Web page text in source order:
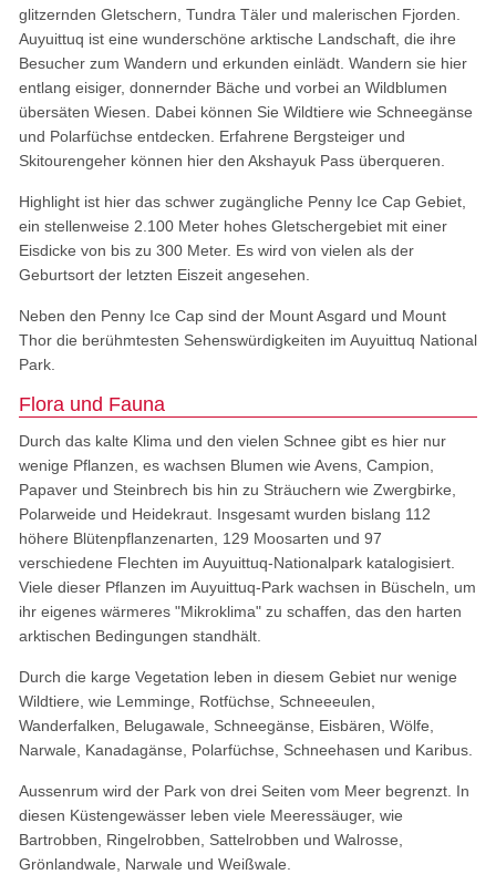
glitzernden Gletschern, Tundra Täler und malerischen Fjorden.
Auyuittuq ist eine wunderschöne arktische Landschaft, die ihre
Besucher zum Wandern und erkunden einlädt. Wandern sie hier
entlang eisiger, donnernder Bäche und vorbei an Wildblumen
übersäten Wiesen. Dabei können Sie Wildtiere wie Schneegänse
und Polarfüchse entdecken. Erfahrene Bergsteiger und
Skitourengeher können hier den Akshayuk Pass überqueren.
Highlight ist hier das schwer zugängliche Penny Ice Cap Gebiet,
ein stellenweise 2.100 Meter hohes Gletschergebiet mit einer
Eisdicke von bis zu 300 Meter. Es wird von vielen als der
Geburtsort der letzten Eiszeit angesehen.
Neben den Penny Ice Cap sind der Mount Asgard und Mount
Thor die berühmtesten Sehenswürdigkeiten im Auyuittuq National
Park.
Flora und Fauna
Durch das kalte Klima und den vielen Schnee gibt es hier nur
wenige Pflanzen, es wachsen Blumen wie Avens, Campion,
Papaver und Steinbrech bis hin zu Sträuchern wie Zwergbirke,
Polarweide und Heidekraut. Insgesamt wurden bislang 112
höhere Blütenpflanzenarten, 129 Moosarten und 97
verschiedene Flechten im Auyuittuq-Nationalpark katalogisiert.
Viele dieser Pflanzen im Auyuittuq-Park wachsen in Büscheln, um
ihr eigenes wärmeres "Mikroklima" zu schaffen, das den harten
arktischen Bedingungen standhält.
Durch die karge Vegetation leben in diesem Gebiet nur wenige
Wildtiere, wie Lemminge, Rotfüchse, Schneeeulen,
Wanderfalken, Belugawale, Schneegänse, Eisbären, Wölfe,
Narwale, Kanadagänse, Polarfüchse, Schneehasen und Karibus.
Aussenrum wird der Park von drei Seiten vom Meer begrenzt. In
diesen Küstengewässer leben viele Meeressäuger, wie
Bartrobben, Ringelrobben, Sattelrobben und Walrosse,
Grönlandwale, Narwale und Weißwale.